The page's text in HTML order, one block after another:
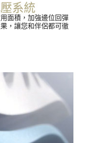
系統
面積，加強邊位回彈
，讓您和伴侶都可徹